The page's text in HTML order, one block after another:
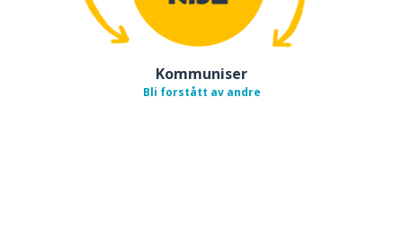
Kommuniser
Bli forstått av andre